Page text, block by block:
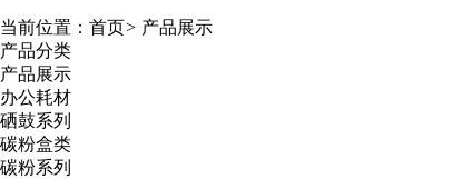
当前位置： 首页> 产品展示
产品分类
产品展示
办公耗材
硒鼓系列
碳粉盒类
碳粉系列